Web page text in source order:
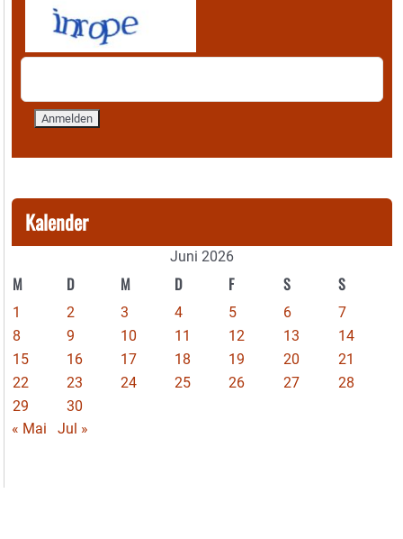
Kalender
Juni 2026
M D M D F S S
1 2 3 4 5 6
7
8
9 10 11 12 13
14
15
16 17 18 19 20
21
22
23 24 25 26 27
28
29
30
« Mai
Jul »